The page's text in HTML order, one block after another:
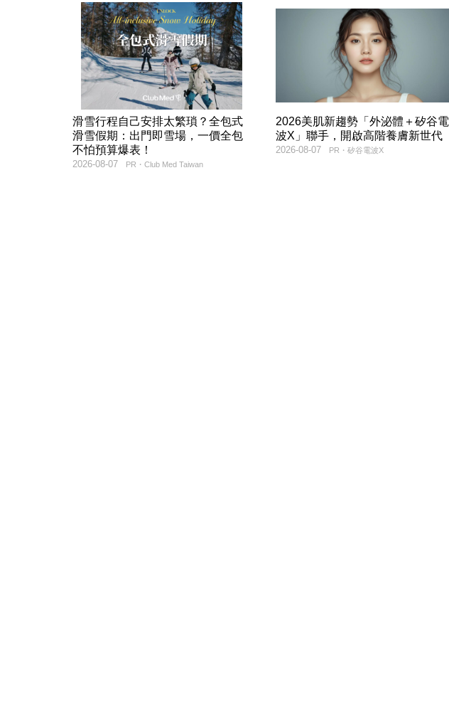
滑雪行程自己安排太繁瑣？全包式
滑雪假期：出門即雪場，一價全包
不怕預算爆表！
PR・Club Med Taiwan
2026-08-07
2026美肌新趨勢「外泌體＋矽谷電
波X」聯手，開啟高階養膚新世代
PR・矽谷電波X
2026-08-07